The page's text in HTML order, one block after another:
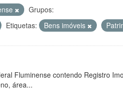
Grupos:
Etiquetas: Bens imóveis
Fluminense contendo Registro
área...